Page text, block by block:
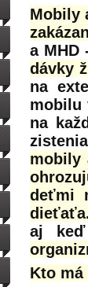
Mobily
a
dávky
na
mobilu
na
mobily
deťmi
aj keď
Kto